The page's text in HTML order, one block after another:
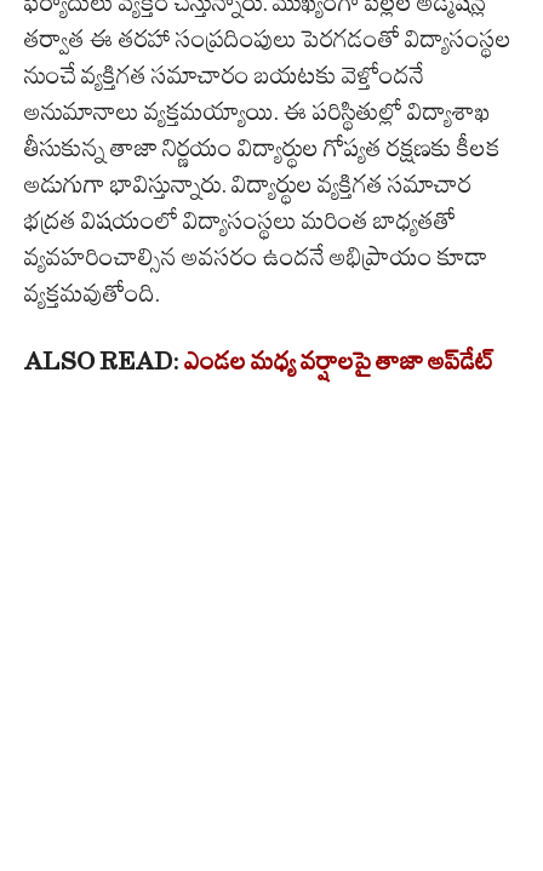
తర్వాత ఈ తరహా సంప్రదింపులు పెరగడంతో విద్యాసంస్థల
నుంచే వ్యక్తిగత సమాచారం బయటకు వెళ్తోందనే
అనుమానాలు వ్యక్తమయ్యాయి. ఈ పరిస్థితుల్లో విద్యాశాఖ
తీసుకున్న తాజా నిర్ణయం విద్యార్థుల గోప్యత రక్షణకు కీలక
అడుగుగా భావిస్తున్నారు. విద్యార్థుల వ్యక్తిగత సమాచార
భద్రత విషయంలో విద్యాసంస్థలు మరింత బాధ్యతతో
వ్యవహరించాల్సిన అవసరం ఉందనే అభిప్రాయం కూడా
వ్యక్తమవుతోంది.
ALSO READ: ఎండల మధ్య వర్షాలపై తాజా అప్‌డేట్